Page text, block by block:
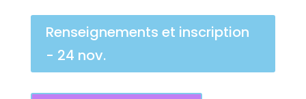
Renseignements et inscription
- 24 nov.